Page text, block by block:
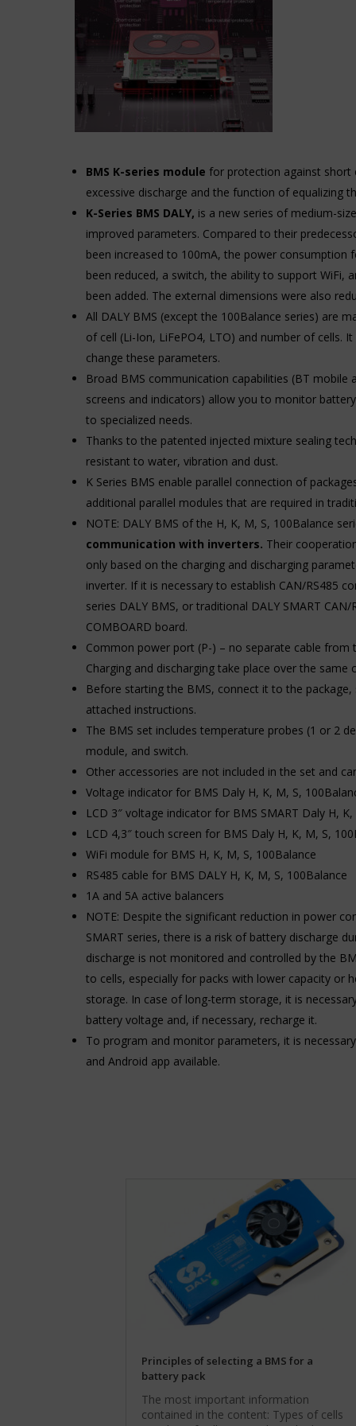
BMS K-series module for protection against short
excessive discharge and the function of equalizing
K-Series BMS DALY, is a new series of medium-
improved parameters. Compared to their
been increased to 100mA, the power consumption
been reduced, a switch, the ability to support WiFi,
been added. The external dimensions were also
All DALY BMS (except the 100Balance series) are
of cell (Li-Ion, LiFePO4, LTO) and number of cells.
change these parameters.
Broad BMS communication capabilities (BT mobile
screens and indicators) allow you to monitor
to specialized needs.
Thanks to the patented injected mixture sealing
resistant to water, vibration and dust.
K Series BMS enable parallel connection of
additional parallel modules that are required in
NOTE: DALY BMS of the H, K, M, S, 100Balance
communication with inverters. Their
only based on the charging and discharging
inverter. If it is necessary to establish CAN/RS485
series DALY BMS, or traditional DALY SMART
COMBOARD board.
Common power port (P-) – no separate cable from
Charging and discharging take place over the same
Before starting the BMS, connect it to the
attached instructions.
The BMS set includes temperature probes (1 or 2
module, and switch.
Other accessories are not included in the set and
Voltage indicator for BMS Daly H, K, M, S,
LCD 3″ voltage indicator for BMS SMART Daly H,
LCD 4,3″ touch screen for BMS Daly H, K, M, S,
WiFi module for BMS H, K, M, S, 100Balance
RS485 cable for BMS DALY H, K, M, S, 100Balance
1A and 5A active balancers
NOTE: Despite the significant reduction in power
SMART series, there is a risk of battery discharge
discharge is not monitored and controlled by the
to cells, especially for packs with lower capacity or
storage. In case of long-term storage, it is
battery voltage and, if necessary, recharge it.
To program and monitor parameters, it is
and Android app available.
Principles of selecting a BMS for a
battery pack
The most important information
contained in the content: Types of cells
tym,
czy
dane
związane
z
reklamami
ciasteczka
do
i
śledzenia)
mogą
być
przechowywane
i
przetwarzane
na
potrzeby
usług
reklamowych.
Personalizacja
reklam
Określa,
czy
wyświetlać
spersonalizowane
reklamy
na
podstawie
zachowań
i
preferencji
wykorzystując
w
tym
celu
dane.
Przechowywanie
danych
Kontroluje
przechowywanie
specyficznych
dla
użytkownika,
służących
do
śledzenia
reklam,
profilowania
i
pomiaru
skuteczności
reklam.
We
our
products
and
advertising
by
using
using
our
you
agree
that
we
can
collect
and
use
this
dane
osobowe.
Przepisy
takie
jak
GDPR
wymagają,
wyraźną
zgodę,
umożliwiając
użytkownikom
akceptowanie
odrzucanie
ciasteczek
i
swojej
prywatności.
Możesz
również
wycofać
zgodę
w
dowolnym
momencie,
zazwyczaj
pośrednictwem
ustawień
prywatności
które
umożliwiają
zarządzanie
lub
usuwanie
przechowywanych
w
dowolnym
momencie.
uzyskać
więcej
szczegółów
temat
tego,
witryna
internetowa
używa
ciasteczek
i
jak
zbiera
zapoznaj
się
z
polityką
prywatności
witryny.
Ten
dokument
przechowywania
udostępniania
Twoich
informacji.
Wyjaśnia
również,
jak
zarządzać
swoimi
preferencjami.